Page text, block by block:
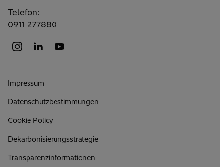
Telefon:
0911 277880
Impressum
Datenschutzbestimmungen
Cookie Policy
Dekarbonisierungsstrategie
Transparenzinformationen